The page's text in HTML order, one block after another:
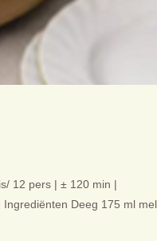
12 pers | ± 120 min |
Deeg 175 ml